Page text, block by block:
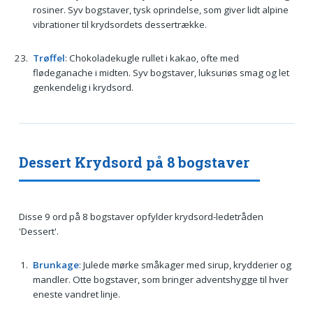
rosiner. Syv bogstaver, tysk oprindelse, som giver lidt alpine
vibrationer til krydsordets dessertrække.
Trøffel: Chokoladekugle rullet i kakao, ofte med
flødeganache i midten. Syv bogstaver, luksuriøs smag og let
genkendelig i krydsord.
Dessert Krydsord på 8 bogstaver
Disse 9 ord på 8 bogstaver opfylder krydsord-ledetråden
'Dessert'.
Brunkage: Julede mørke småkager med sirup, krydderier og
mandler. Otte bogstaver, som bringer adventshygge til hver
eneste vandret linje.